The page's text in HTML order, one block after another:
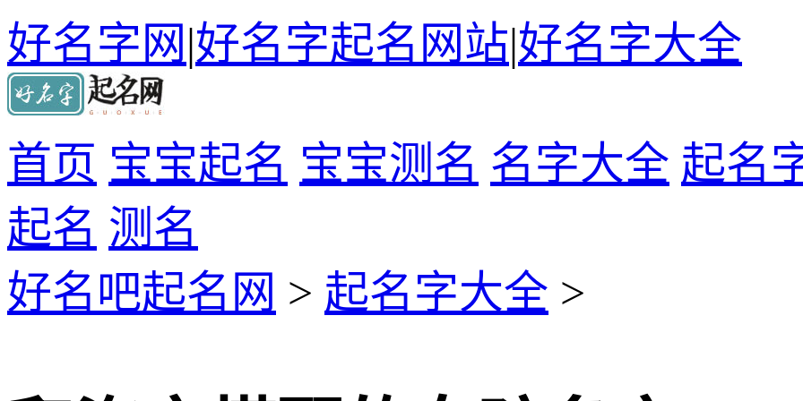
好名字网|好名字起名网站|好名字大全
首页 宝宝起名 宝宝测名 名字大全 起名
起名 测名
好名吧起名网 > 起名字大全 >